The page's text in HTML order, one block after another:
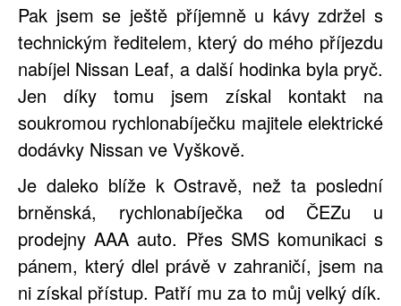
Pak jsem se ještě příjemně u kávy zdržel s
technickým ředitelem, který do mého příjezdu
nabíjel Nissan Leaf, a další hodinka byla pryč.
Jen díky tomu jsem získal kontakt na
soukromou rychlonabíječku majitele elektrické
dodávky Nissan ve Vyškově.
Je daleko blíže k Ostravě, než ta poslední
brněnská, rychlonabíječka od ČEZu u
prodejny AAA auto. Přes SMS komunikaci s
pánem, který dlel právě v zahraničí, jsem na
ni získal přístup. Patří mu za to můj velký dík.